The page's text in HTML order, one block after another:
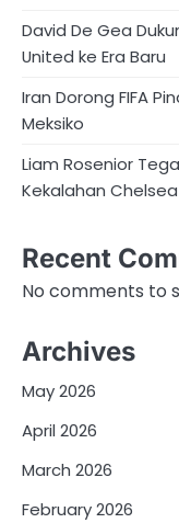
David De Gea
United ke Era Baru
Iran Dorong FIFA
Meksiko
Liam Rosenior
Kekalahan Chelsea
Recent
No comments to
Archives
May 2026
April 2026
March 2026
February 2026